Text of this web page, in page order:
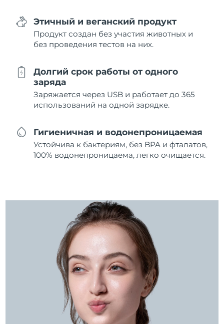
Этичный и веганский продукт
Продукт создан без участия животных и
без проведения тестов на них.
Долгий срок работы от одного
заряда
Заряжается через USB и работает до 365
использований на одной зарядке.
Гигиеничная и водонепроницаемая
Устойчива к бактериям, без BPA и фталатов,
100% водонепроницаема, легко очищается.